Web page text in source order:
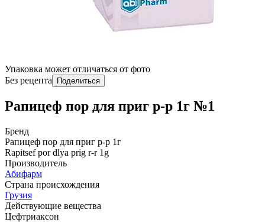
Упаковка может отличаться от фото
Без рецепта
Поделиться
Рапицеф пор для приг р-р 1г №1
Бренд
Рапицеф пор для приг р-р 1г
Rapitsef por dlya prig r-r 1g
Производитель
Абифарм
Страна происхождения
Грузия
Действующие вещества
Цефтриаксон